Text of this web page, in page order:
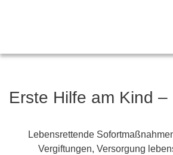
Erste Hilfe am Kind
Lebensrettende
Vergiftungen, Versorgung